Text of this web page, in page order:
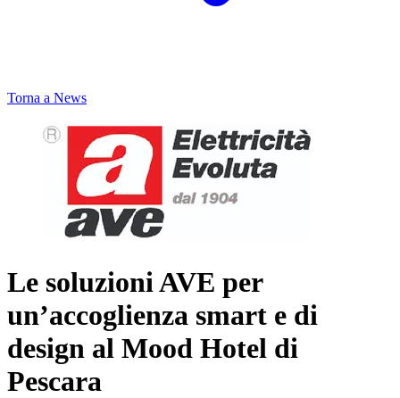
Torna a News
Le soluzioni AVE per
un’accoglienza smart e di
design al Mood Hotel di
Pescara